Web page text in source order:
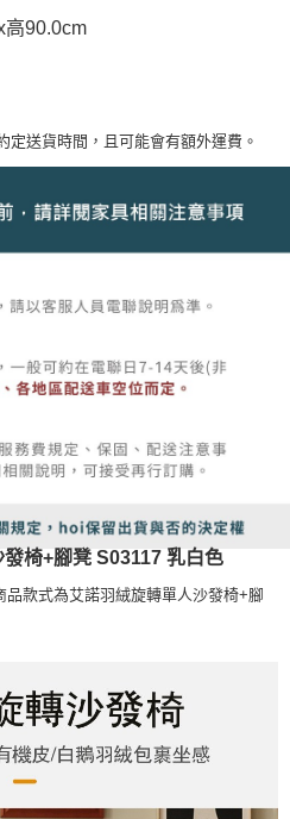
高90.0cm
送貨時間，且可能會有額外運費。
椅+腳凳 S03117 乳白色
款式為艾諾羽絨旋轉單人沙發椅+腳